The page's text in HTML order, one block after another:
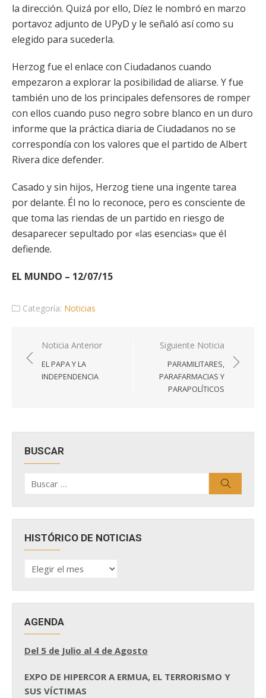
la dirección. Quizá por ello, Díez le nombró en marzo
portavoz adjunto de UPyD y le señaló así como su
elegido para sucederla.
Herzog fue el enlace con Ciudadanos cuando
empezaron a explorar la posibilidad de aliarse. Y fue
también uno de los principales defensores de romper
con ellos cuando puso negro sobre blanco en un duro
informe que la práctica diaria de Ciudadanos no se
correspondía con los valores que el partido de Albert
Rivera dice defender.
Casado y sin hijos, Herzog tiene una ingente tarea
por delante. Él no lo reconoce, pero es consciente de
que toma las riendas de un partido en riesgo de
desaparecer sepultado por «las esencias» que él
defiende.
EL MUNDO – 12/07/15
Categoría: Noticias
Navegación
de
entradas
Noticia Anterior
EL PAPA Y LA
INDEPENDENCIA
Siguiente Noticia
PARAMILITARES,
PARAFARMACIAS Y
PARAPOLÍTICOS
BUSCAR
por:
HISTÓRICO DE NOTICIAS
HISTÓRICO
DE
AGENDA
Del 5 de Julio al 4 de Agosto
EXPO DE HIPERCOR A ERMUA, EL TERRORISMO Y
SUS VÍCTIMAS